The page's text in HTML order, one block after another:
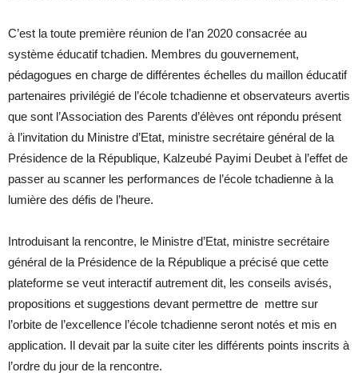
C’est la toute première réunion de l’an 2020 consacrée au
système éducatif tchadien. Membres du gouvernement,
pédagogues en charge de différentes échelles du maillon éducatif
partenaires privilégié de l’école tchadienne et observateurs avertis
que sont l’Association des Parents d’élèves ont répondu présent
à l’invitation du Ministre d’Etat, ministre secrétaire général de la
Présidence de la République, Kalzeubé Payimi Deubet à l’effet de
passer au scanner les performances de l’école tchadienne à la
lumière des défis de l’heure.
Introduisant la rencontre, le Ministre d’Etat, ministre secrétaire
général de la Présidence de la République a précisé que cette
plateforme se veut interactif autrement dit, les conseils avisés,
propositions et suggestions devant permettre de mettre sur
l’orbite de l’excellence l’école tchadienne seront notés et mis en
application. Il devait par la suite citer les différents points inscrits à
l’ordre du jour de la rencontre.